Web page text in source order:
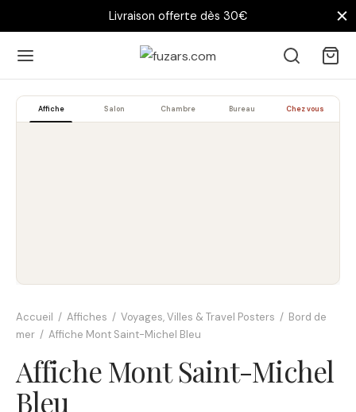
Livraison offerte dès 30€
Affiche Salon Chambre Bureau Chez vous
Accueil / Affiches / Voyages, Villes & Travel Posters / Bord de
mer / Affiche Mont Saint-Michel Bleu
Affiche Mont Saint-Michel
Bleu